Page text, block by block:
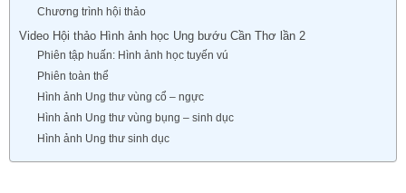
Chương trình hội thảo
Video Hội thảo Hình ảnh học Ung bướu Cần Thơ lần 2
Phiên tập huấn: Hình ảnh học tuyến vú
Phiên toàn thể
Hình ảnh Ung thư vùng cổ – ngực
Hình ảnh Ung thư vùng bụng – sinh dục
Hình ảnh Ung thư sinh dục